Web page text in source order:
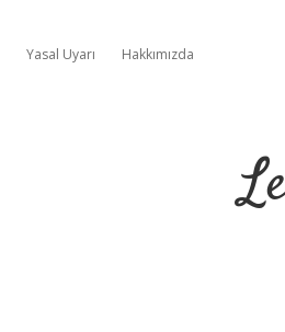
Yasal Uyarı Hakkımızda